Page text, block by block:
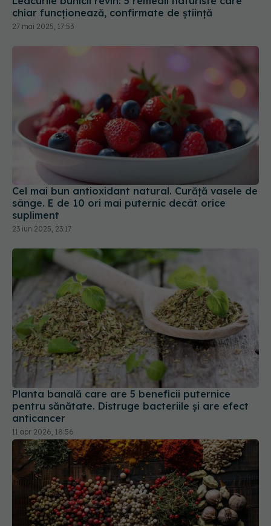
chiar funcționează, confirmate de știință
27 mai 2025, 17:53
Cel mai bun antioxidant natural. Curăță vasele de
sânge. E de 10 ori mai puternic decât orice
supliment
23 iun 2025, 23:17
Planta banală care are 5 beneficii puternice
pentru sănătate. Distruge bacteriile și are efect
anticancer
11 apr 2026, 18:56